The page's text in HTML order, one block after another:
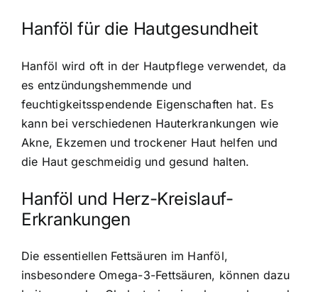
Hanföl für die Hautgesundheit
Hanföl wird oft in der Hautpflege verwendet, da
es entzündungshemmende und
feuchtigkeitsspendende Eigenschaften hat. Es
kann bei verschiedenen Hauterkrankungen wie
Akne, Ekzemen und trockener Haut helfen und
die Haut geschmeidig und gesund halten.
Hanföl und Herz-Kreislauf-
Erkrankungen
Die essentiellen Fettsäuren im Hanföl,
insbesondere Omega-3-Fettsäuren, können dazu